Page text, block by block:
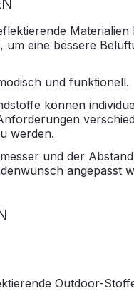
um eine bessere
und funktionell.
können
werden.
und der
angepasst
Outdoor-